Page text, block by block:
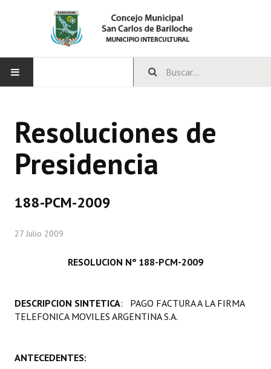
CONCEJO
Bloques Políticos
Comisiones Permanentes
Comisiones Especiales
Concejales Mandato Cumplido
LEGISLACIÓN
Constitución Provincial
Resoluciones de
Presidencia
188-PCM-2009
27 Julio 2009
RESOLUCION Nº 188-PCM-2009
DESCRIPCION SINTETICA: PAGO FACTURA A LA FIRMA
TELEFONICA MOVILES ARGENTINA S.A.
ANTECEDENTES: